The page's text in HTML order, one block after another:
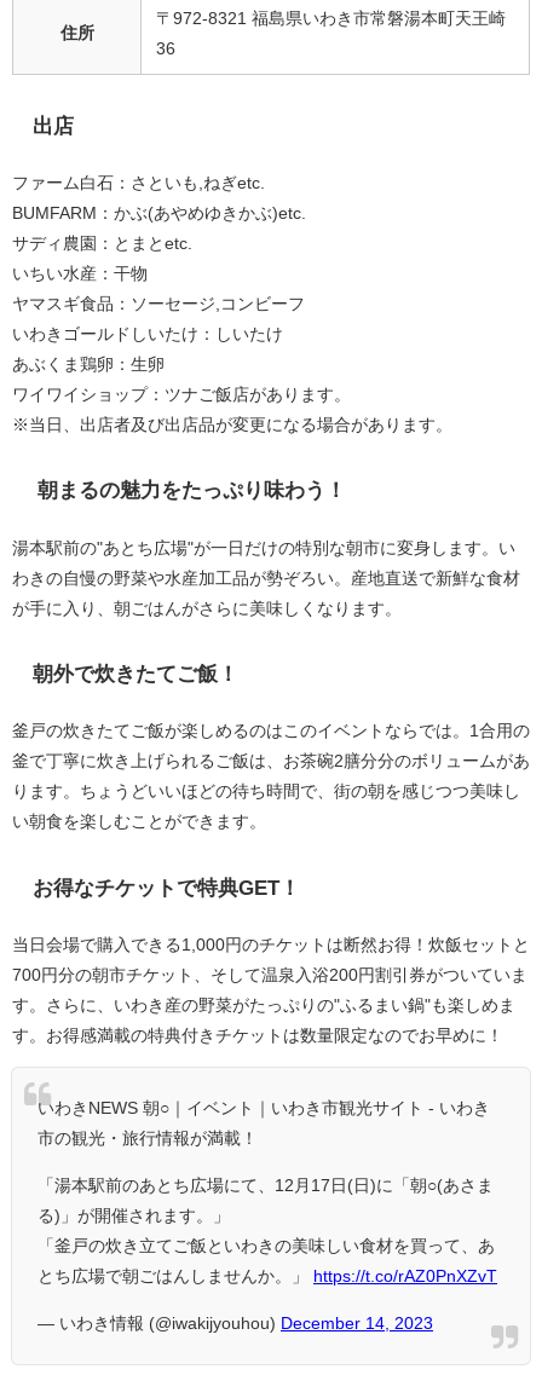
住所
〒972-8321 福島県いわき市常磐湯本町天王崎
36
出店
ファーム白石：さといも,ねぎetc.
BUMFARM：かぶ(あやめゆきかぶ)etc.
サディ農園：とまとetc.
いちい水産：干物
ヤマスギ食品：ソーセージ,コンビーフ
いわきゴールドしいたけ：しいたけ
あぶくま鶏卵：生卵
ワイワイショップ：ツナご飯店があります。
※当日、出店者及び出店品が変更になる場合があります。
朝まるの魅力をたっぷり味わう！
湯本駅前の"あとち広場"が一日だけの特別な朝市に変身します。い
わきの自慢の野菜や水産加工品が勢ぞろい。産地直送で新鮮な食材
が手に入り、朝ごはんがさらに美味しくなります。
朝外で炊きたてご飯！
釜戸の炊きたてご飯が楽しめるのはこのイベントならでは。1合用の
釜で丁寧に炊き上げられるご飯は、お茶碗2膳分分のボリュームがあ
ります。ちょうどいいほどの待ち時間で、街の朝を感じつつ美味し
い朝食を楽しむことができます。
お得なチケットで特典GET！
当日会場で購入できる1,000円のチケットは断然お得！炊飯セットと
700円分の朝市チケット、そして温泉入浴200円割引券がついていま
す。さらに、いわき産の野菜がたっぷりの"ふるまい鍋"も楽しめま
す。お得感満載の特典付きチケットは数量限定なのでお早めに！
いわきNEWS 朝○｜イベント｜いわき市観光サイト - いわき
市の観光・旅行情報が満載！
「湯本駅前のあとち広場にて、12月17日(日)に「朝○(あさま
る)」が開催されます。」
「釜戸の炊き立てご飯といわきの美味しい食材を買って、あ
とち広場で朝ごはんしませんか。」
https://t.co/rAZ0PnXZvT
— いわき情報 (@iwakijyouhou) December 14, 2023